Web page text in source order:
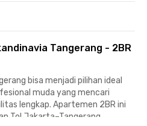
Tangerang - 2BR
bisa menjadi pilihan ideal
muda yang mencari
lengkap. Apartemen 2BR ini
Tol Jakarta–Tangerang,